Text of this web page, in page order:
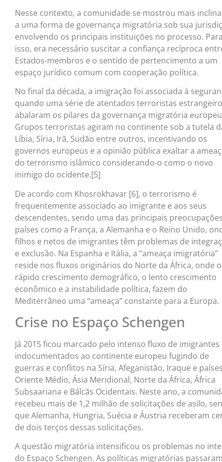
Nesse contexto, a comunidade se mostrou mais
a uma forma de governança migratória sob sua
envolvendo os principais instituições no processo.
isso, era necessário suscitar a confiança recíproca
Estados-membros e o sentido de pertencimento a um
espaço jurídico comum com cooperação política.
No final da década, a imigração foi associada à
quando uma série de atentados terroristas
abalaram os pilares da governança migratória
Grupos terroristas agiram no continente sob a tutela
Líbia, Síria, Irã, Sudão entre outros, incentivando os
governos europeus e a opinião pública exaltar a
do terrorismo islâmico considerando-o como o novo
inimigo do ocidente.[5]
De acordo com Khosrokhavar [6], o terrorismo é
frequentemente associado ao imigrante e aos seus
descendentes, sendo uma das principais
países como a França, a Alemanha e o Reino Unido,
filhos e netos de imigrantes têm problemas de
e exclusão. Na Espanha e Itália, a “ameaça imigratória”
reside nos fluxos originários do Norte da África, onde o
rápido crescimento demográfico, o lento crescimento
econômico e a instabilidade política, fazem do
Mediterrâneo uma “ameaça” constante para a Europa.
Crise no Espaço Schengen
Já 2015 ficou marcado pelo intenso fluxo de imigrantes
indocumentados ao continente europeu fugindo de
guerras e conflitos na Síria, Afeganistão, Iraque e
Oriente Médio, Ásia Meridional, Norte da África, África
Subsaariana e Bálcãs Ocidentais. Neste ano, a
recebeu mais de 1,2 milhão de solicitações de asilo,
que Alemanha, Hungria, Suécia e Áustria receberam
de dois terços dessas solicitações.
A questão migratória intensificou os problemas no
do Espaço Schengen. As políticas migratórias